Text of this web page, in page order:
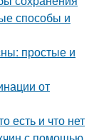
способы и
простые и
от
есть и что нет